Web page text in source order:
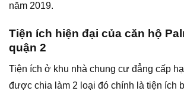
năm 2019.
Tiện ích hiện đại của căn hộ
quận 2
Tiện ích ở khu nhà chung cư đẳng cấp
được chia làm 2 loại đó chính là tiện ích